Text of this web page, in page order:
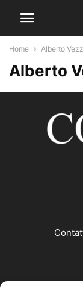
Home Alberto
Alberto